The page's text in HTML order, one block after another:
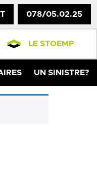
078/05.02.25
LE STOEMP
UN SINISTRE?